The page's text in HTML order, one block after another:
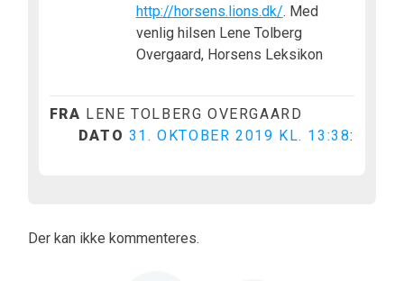
http://horsens.lions.dk/. Med
venlig hilsen Lene Tolberg
Overgaard, Horsens Leksikon
FRA LENE TOLBERG OVERGAARD
DATO 31. OKTOBER 2019 KL. 13:38:
Der kan ikke kommenteres.